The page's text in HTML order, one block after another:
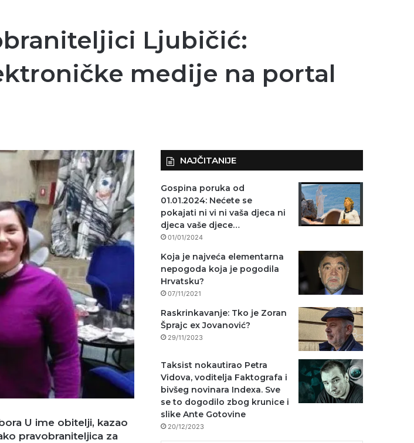
Ljubičić:
medije na portal
U ime obitelji, kazao
pravobraniteljica za
NAJČITANIJE
Gospina poruka od
01.01.2024: Nećete se
pokajati ni vi ni vaša djeca ni
djeca vaše djece…
01/01/2024
Koja je najveća elementarna
nepogoda koja je pogodila
Hrvatsku?
07/11/2021
Raskrinkavanje: Tko je Zoran
Šprajc ex Jovanović?
29/11/2023
Taksist nokautirao Petra
Vidova, voditelja Faktografa i
bivšeg novinara Indexa. Sve
se to dogodilo zbog krunice i
slike Ante Gotovine
20/12/2023